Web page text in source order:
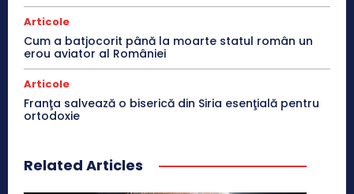
Articole
Cum a batjocorit până la moarte statul român un
erou aviator al României
Articole
Franţa salvează o biserică din Siria esenţială pentru
ortodoxie
Related Articles